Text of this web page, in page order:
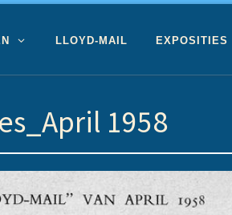
LLOYD-MAIL EXPOSITIES
1958